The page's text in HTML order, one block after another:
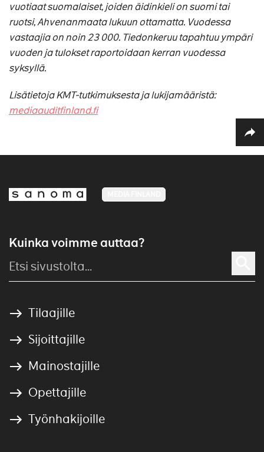
vuotiaat suomalaiset, joiden äidinkieli on suomi tai
ruotsi, Ahvenanmaata lukuun ottamatta. Vuodessa
vastaajia on noin 23 000. Tiedonkeruu tapahtuu ympäri
vuoden ja tulokset raportoidaan kerran vuodessa
syksyllä.
Lisätietoja KMT-tutkimuksesta ja lukijamääristä:
mediaauditfinland.fi
Kuinka voimme auttaa?
Tilaajille
Sijoittajille
Mainostajille
Opettajille
Työnhakijoille